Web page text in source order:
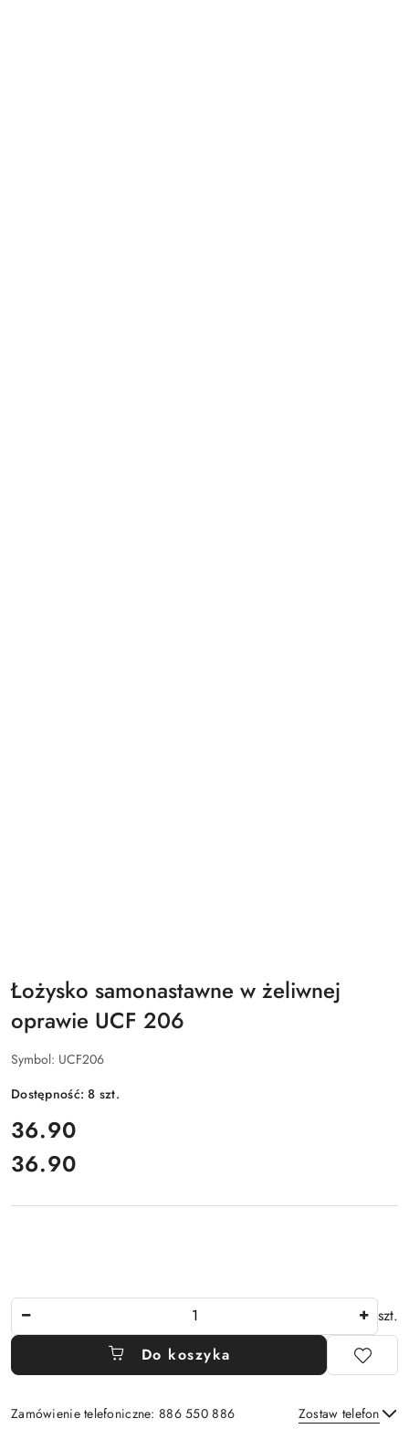
Łożysko samonastawne w żeliwnej
oprawie UCF 206
Symbol: UCF206
Dostępność:8 szt.
cena:
36.90
Cena:
36.90
szt.
Do koszyka
Zamówienie telefoniczne: 886 550 886 Zostaw telefon